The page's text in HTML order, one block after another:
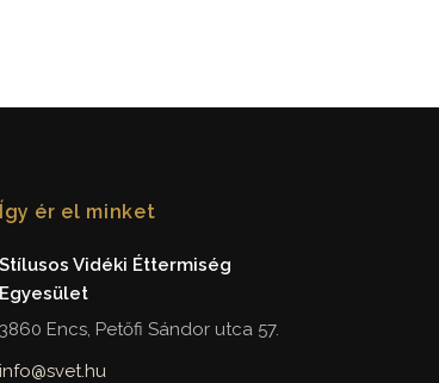
Így ér el minket
Stílusos Vidéki Éttermiség
Egyesület
3860 Encs, Petőfi Sándor utca 57.
info@svet.hu